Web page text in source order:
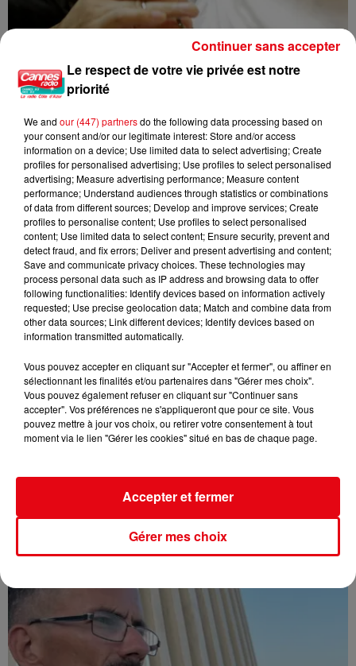
Nice : un salon de coiffure fermé après un contrôle
Affaire Jean Imbert : placé sous le statut de témoin assisté
Le respect de votre vie privée est notre
priorité
We and our (447) partnersdo the following data processing based on
your consent and/or our legitimate interest: Store and/or access
information on a device; Use limited data to select advertising; Create
profiles for personalised advertising; Use profiles to select personalised
advertising; Measure advertising performance; Measure content
performance; Understand audiences through statistics or combinations
of data from different sources; Develop and improve services; Create
profiles to personalise content; Use profiles to select personalised
content; Use limited data to select content; Ensure security, prevent and
detect fraud, and fix errors; Deliver and present advertising and content;
Save and communicate privacy choices. These technologies may
process personal data such as IP address and browsing data to offer
following functionalities: Identify devices based on information actively
requested; Use precise geolocation data; Match and combine data from
other data sources; Link different devices; Identify devices based on
information transmitted automatically.
Vous pouvez accepter en cliquant sur "Accepter et fermer", ou affiner en
sélectionnant les finalités et/ou partenaires dans "Gérer mes choix".
Vous pouvez également refuser en cliquant sur "Continuer sans
accepter". Vos préférences ne s'appliqueront que pour ce site. Vous
pouvez mettre à jour vos choix, ou retirer votre consentement à tout
moment via le lien "Gérer les cookies" situé en bas de chaque page.
Gérer mes choix
Accepter et fermer
Continuer sans accepter